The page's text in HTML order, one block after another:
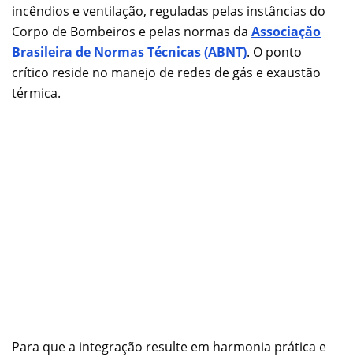
incêndios e ventilação, reguladas pelas instâncias do
Corpo de Bombeiros e pelas normas da Associação
Brasileira de Normas Técnicas (ABNT). O ponto
crítico reside no manejo de redes de gás e exaustão
térmica.
Para que a integração resulte em harmonia prática e